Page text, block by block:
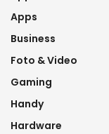
Apps
Business
Foto & Video
Gaming
Handy
Hardware